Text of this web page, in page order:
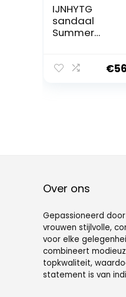
IJNHYTG
sandaal
Summer
Rhinestones
€
Over ons
Gepassioneerd
vrouwen stijlvolle,
voor elke
combineert
topkwaliteit,
statement is van